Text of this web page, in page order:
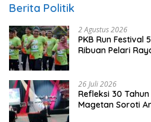
Berita Politik
2 Agustus 2026
PKB Run Festival
Ribuan Pelari
26 Juli 2026
Refleksi 30
Magetan Soroti